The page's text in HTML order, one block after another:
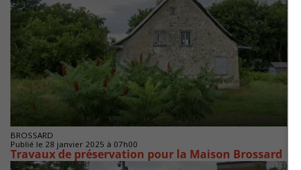
BROSSARD
Publié le 28 janvier 2025 à 07h00
Travaux de préservation pour la Maison Brossard